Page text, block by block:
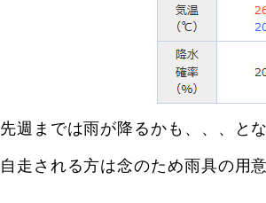
先週までは雨が降るかも、、、と
自走される方は念のため雨具の用